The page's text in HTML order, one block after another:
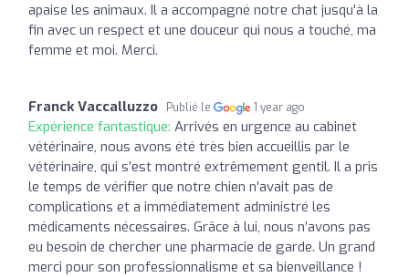
apaise les animaux. Il a accompagné notre chat jusqu'à la
fin avec un respect et une douceur qui nous a touché, ma
femme et moi. Merci.
Franck Vaccalluzzo Publié le 1 year ago
Expérience fantastique: Arrivés en urgence au cabinet
vétérinaire, nous avons été très bien accueillis par le
vétérinaire, qui s’est montré extrêmement gentil. Il a pris
le temps de vérifier que notre chien n’avait pas de
complications et a immédiatement administré les
médicaments nécessaires. Grâce à lui, nous n’avons pas
eu besoin de chercher une pharmacie de garde. Un grand
merci pour son professionnalisme et sa bienveillance !